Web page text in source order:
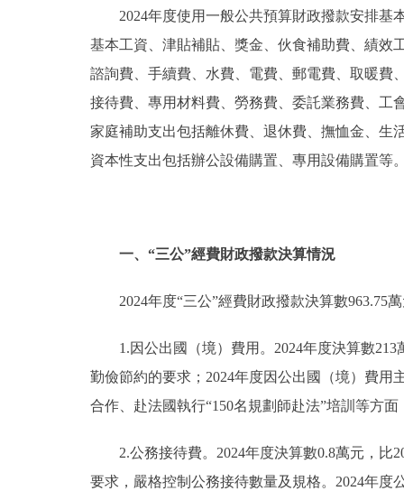
2024年度使用一般公共預算財政撥款安排基
基本工資、津貼補貼、獎金、伙食補助費、績效
諮詢費、手續費、水費、電費、郵電費、取暖費
接待費、專用材料費、勞務費、委託業務費、工
家庭補助支出包括離休費、退休費、撫恤金、生
資本性支出包括辦公設備購置、專用設備購置等
一、“三公”經費財政撥款決算情況
2024年度“三公”經費財政撥款決算數963.75
1.因公出國（境）費用。2024年度決算數
勤儉節約的要求；2024年度因公出國（境）費
合作、赴法國執行“150名規劃師赴法”培訓等方
2.公務接待費。2024年度決算數0.8萬元，
要求，嚴格控制公務接待數量及規格。2024年